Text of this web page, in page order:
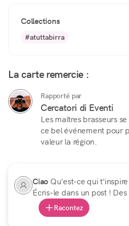
Collections
#atuttabirra
La carte remercie :
Rapporté par
Cercatori di Eventi
Les maîtres brasseurs
ce bel événement pour
valeur la région.
Ciao Qu'est-ce qui
Écris-le dans un post !
Racontez